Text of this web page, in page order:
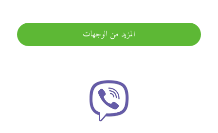
المزيد من الوجهات